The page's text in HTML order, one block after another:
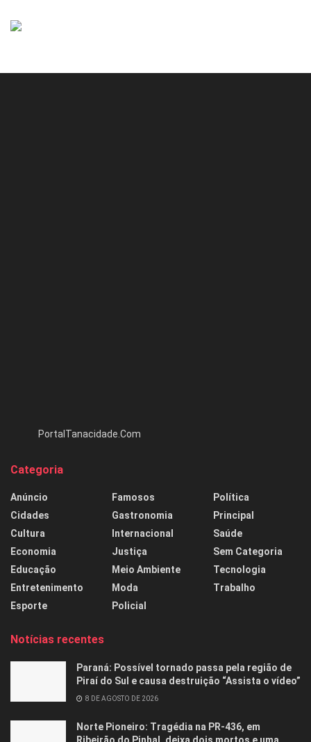
PortalTanacidade.Com
Categoria
Anúncio
Cidades
Cultura
Economia
Educação
Entretenimento
Esporte
Famosos
Gastronomia
Internacional
Justiça
Meio Ambiente
Moda
Policial
Política
Principal
Saúde
Sem Categoria
Tecnologia
Trabalho
Notícias recentes
Paraná: Possível tornado passa pela região de
Piraí do Sul e causa destruição “Assista o vídeo”
8 DE AGOSTO DE 2026
Norte Pioneiro: Tragédia na PR-436, em